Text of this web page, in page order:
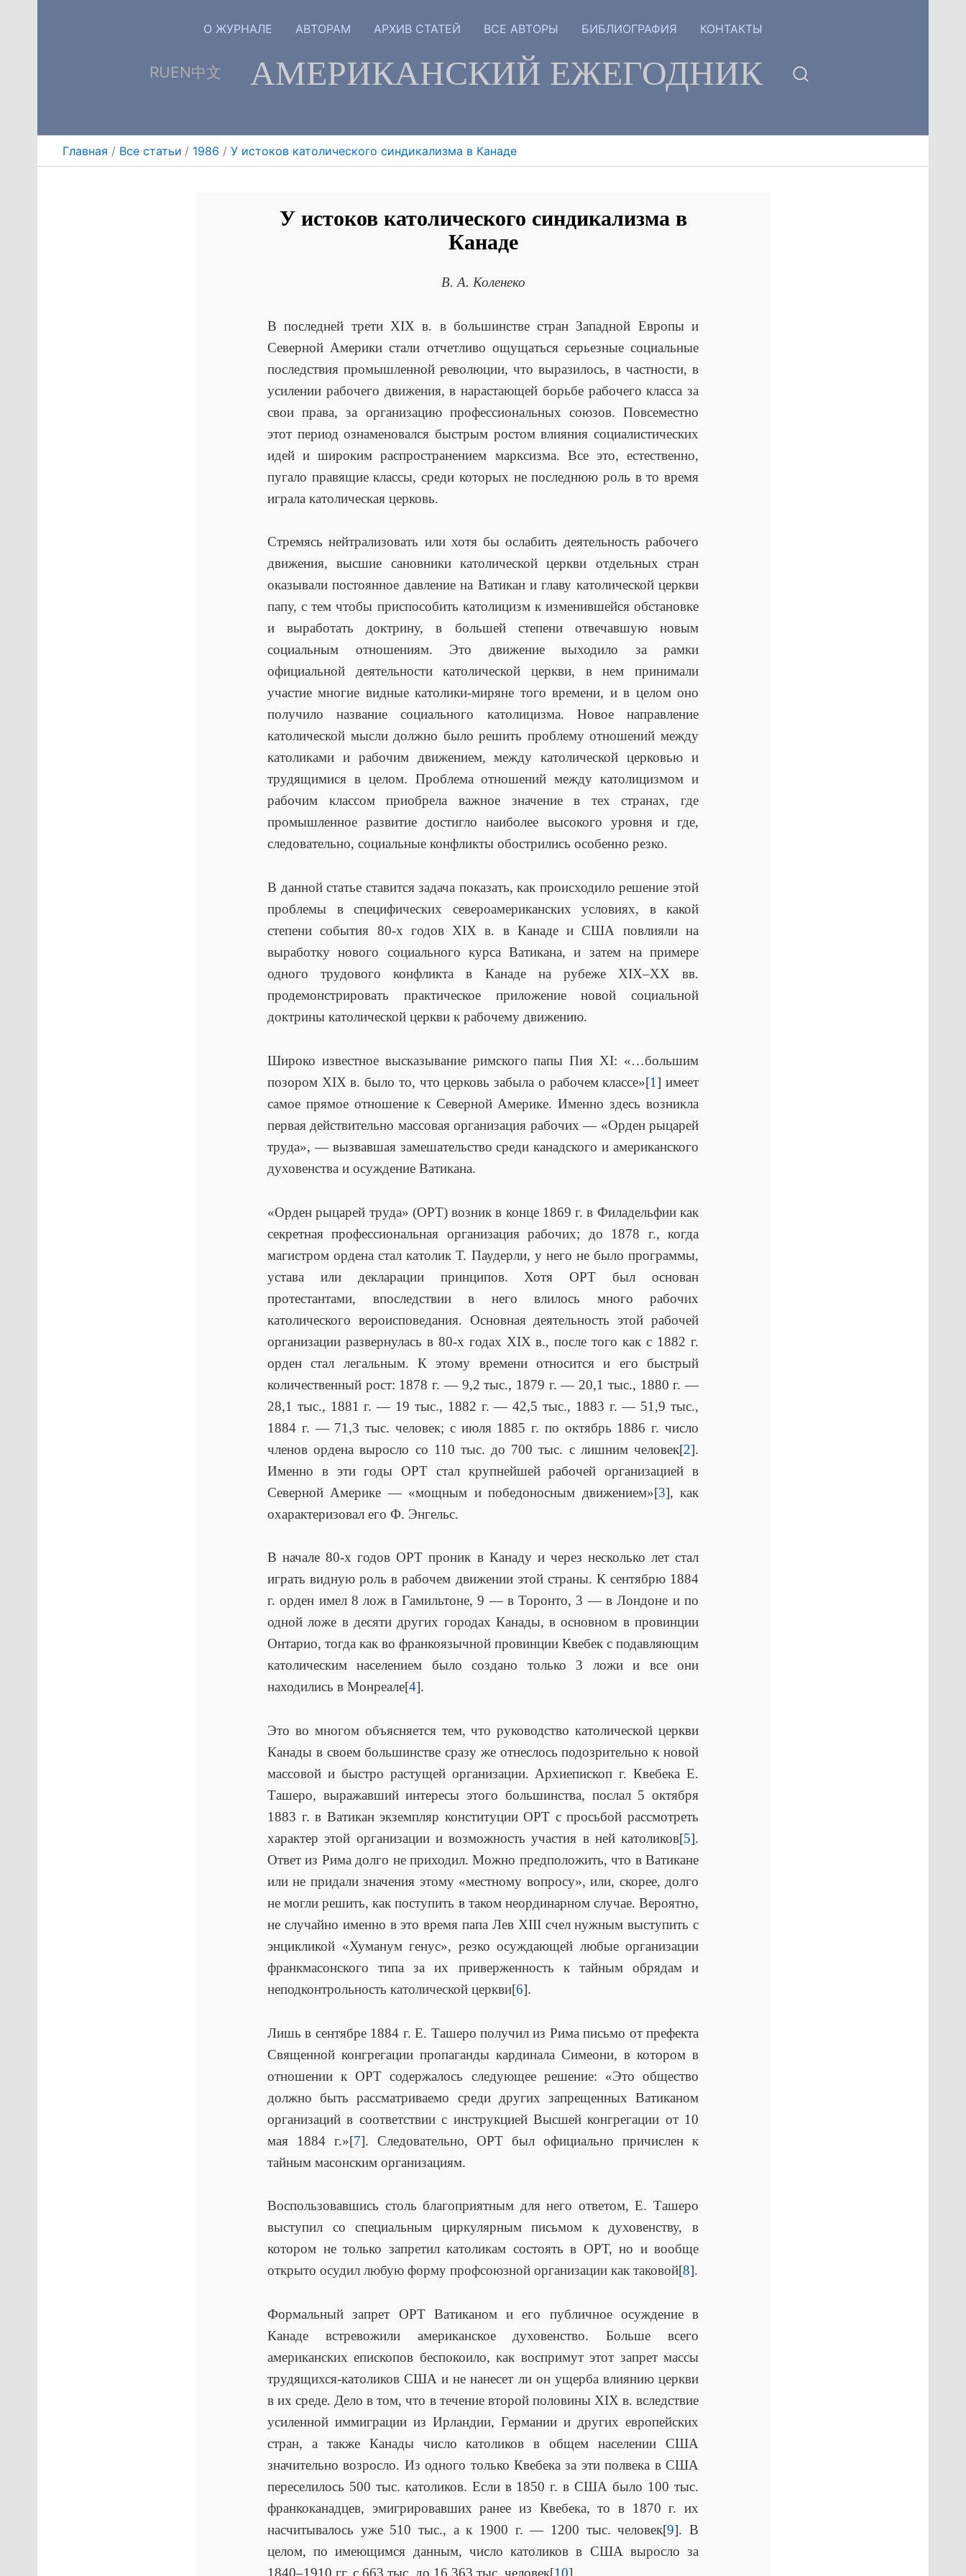
RUEN中文 АМЕРИКАНСКИЙ ЕЖЕГОДНИК
О ЖУРНАЛЕ АВТОРАМ АРХИВ СТАТЕЙ ВСЕ АВТОРЫ БИБЛИОГРАФИЯ КОНТАКТЫ
Главная Все статьи 1986 У истоков католического синдикализма в Канаде
У истоков католического синдикализма в
Канаде
В. А. Коленеко
В последней трети XIX в. в большинстве стран Западной Европы и
Северной Америки стали отчетливо ощущаться серьезные социальные
последствия промышленной революции, что выразилось, в частности, в
усилении рабочего движения, в нарастающей борьбе рабочего класса за
свои права, за организацию профессиональных союзов. Повсеместно
этот период ознаменовался быстрым ростом влияния социалистических
идей и широким распространением марксизма. Все это, естественно,
пугало правящие классы, среди которых не последнюю роль в то время
играла католическая церковь.
Стремясь нейтрализовать или хотя бы ослабить деятельность рабочего
движения, высшие сановники католической церкви отдельных стран
оказывали постоянное давление на Ватикан и главу католической церкви
папу, с тем чтобы приспособить католицизм к изменившейся обстановке
и выработать доктрину, в большей степени отвечавшую новым
социальным отношениям. Это движение выходило за рамки
официальной деятельности католической церкви, в нем принимали
участие многие видные католики-миряне того времени, и в целом оно
получило название социального католицизма. Новое направление
католической мысли должно было решить проблему отношений между
католиками и рабочим движением, между католической церковью и
трудящимися в целом. Проблема отношений между католицизмом и
рабочим классом приобрела важное значение в тех странах, где
промышленное развитие достигло наиболее высокого уровня и где,
следовательно, социальные конфликты обострились особенно резко.
В данной статье ставится задача показать, как происходило решение этой
проблемы в специфических североамериканских условиях, в какой
степени события 80-х годов XIX в. в Канаде и США повлияли на
выработку нового социального курса Ватикана, и затем на примере
одного трудового конфликта в Канаде на рубеже XIX–XX вв.
продемонстрировать практическое приложение новой социальной
доктрины католической церкви к рабочему движению.
Широко известное высказывание римского папы Пия XI: «…большим
позором XIX в. было то, что церковь забыла о рабочем классе»[1] имеет
самое прямое отношение к Северной Америке. Именно здесь возникла
первая действительно массовая организация рабочих — «Орден рыцарей
труда», — вызвавшая замешательство среди канадского и американского
духовенства и осуждение Ватикана.
«Орден рыцарей труда» (ОРТ) возник в конце 1869 г. в Филадельфии как
секретная профессиональная организация рабочих; до 1878 г., когда
магистром ордена стал католик Т. Паудерли, у него не было программы,
устава или декларации принципов. Хотя ОРТ был основан
протестантами, впоследствии в него влилось много рабочих
католического вероисповедания. Основная деятельность этой рабочей
организации развернулась в 80-х годах XIX в., после того как с 1882 г.
орден стал легальным. К этому времени относится и его быстрый
количественный рост: 1878 г. — 9,2 тыс., 1879 г. — 20,1 тыс., 1880 г. —
28,1 тыс., 1881 г. — 19 тыс., 1882 г. — 42,5 тыс., 1883 г. — 51,9 тыс.,
1884 г. — 71,3 тыс. человек; с июля 1885 г. по октябрь 1886 г. число
членов ордена выросло со 110 тыс. до 700 тыс. с лишним человек[2].
Именно в эти годы ОРТ стал крупнейшей рабочей организацией в
Северной Америке — «мощным и победоносным движением»[3], как
охарактеризовал его Ф. Энгельс.
В начале 80-х годов ОРТ проник в Канаду и через несколько лет стал
играть видную роль в рабочем движении этой страны. К сентябрю 1884
г. орден имел 8 лож в Гамильтоне, 9 — в Торонто, 3 — в Лондоне и по
одной ложе в десяти других городах Канады, в основном в провинции
Онтарио, тогда как во франкоязычной провинции Квебек с подавляющим
католическим населением было создано только 3 ложи и все они
находились в Монреале[4].
Это во многом объясняется тем, что руководство католической церкви
Канады в своем большинстве сразу же отнеслось подозрительно к новой
массовой и быстро растущей организации. Архиепископ г. Квебека Е.
Ташеро, выражавший интересы этого большинства, послал 5 октября
1883 г. в Ватикан экземпляр конституции ОРТ с просьбой рассмотреть
характер этой организации и возможность участия в ней католиков[5].
Ответ из Рима долго не приходил. Можно предположить, что в Ватикане
или не придали значения этому «местному вопросу», или, скорее, долго
не могли решить, как поступить в таком неординарном случае. Вероятно,
не случайно именно в это время папа Лев XIII счел нужным выступить с
энцикликой «Хуманум генус», резко осуждающей любые организации
франкмасонского типа за их приверженность к тайным обрядам и
неподконтрольность католической церкви[6].
Лишь в сентябре 1884 г. Е. Ташеро получил из Рима письмо от префекта
Священной конгрегации пропаганды кардинала Симеони, в котором в
отношении к ОРТ содержалось следующее решение: «Это общество
должно быть рассматриваемо среди других запрещенных Ватиканом
организаций в соответствии с инструкцией Высшей конгрегации от 10
мая 1884 г.»[7]. Следовательно, ОРТ был официально причислен к
тайным масонским организациям.
Воспользовавшись столь благоприятным для него ответом, Е. Ташеро
выступил со специальным циркулярным письмом к духовенству, в
котором не только запретил католикам состоять в ОРТ, но и вообще
открыто осудил любую форму профсоюзной организации как таковой[8].
Формальный запрет ОРТ Ватиканом и его публичное осуждение в
Канаде встревожили американское духовенство. Больше всего
американских епископов беспокоило, как воспримут этот запрет массы
трудящихся-католиков США и не нанесет ли он ущерба влиянию церкви
в их среде. Дело в том, что в течение второй половины XIX в. вследствие
усиленной иммиграции из Ирландии, Германии и других европейских
стран, а также Канады число католиков в общем населении США
значительно возросло. Из одного только Квебека за эти полвека в США
переселилось 500 тыс. католиков. Если в 1850 г. в США было 100 тыс.
франкоканадцев, эмигрировавших ранее из Квебека, то в 1870 г. их
насчитывалось уже 510 тыс., а к 1900 г. — 1200 тыс. человек[9]. В
целом, по имеющимся данным, число католиков в США выросло за
1840–1910 гг. с 663 тыс. до 16 363 тыс. человек[10].